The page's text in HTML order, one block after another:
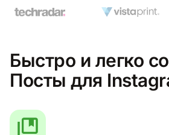
Быстро и легко
Посты для